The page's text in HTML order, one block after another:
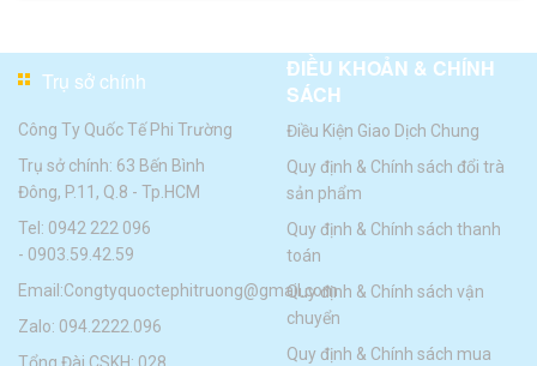
Trụ sở chính
Công Ty Quốc Tế Phi Trường
Trụ sở chính: 63 Bến Bình
Đông, P.11, Q.8 - Tp.HCM
Tel: 0942 222 096
- 0903.59.42.59
Email:Congtyquoctephitruong@gmail.com
Zalo: 094.2222.096
ĐIỀU KHOẢN & CHÍNH
SÁCH
Điều Kiện Giao Dịch Chung
Quy định & Chính sách đổi trà
sản phẩm
Quy định & Chính sách thanh
toán
Quy định & Chính sách vận
chuyển
Quy định & Chính sách mua